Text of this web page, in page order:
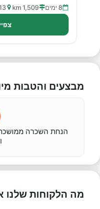
8 ימים 1,509 km
13
מבצעים והטבות
הנחת השכרה ממושכת
מה הלקוחות שלנו